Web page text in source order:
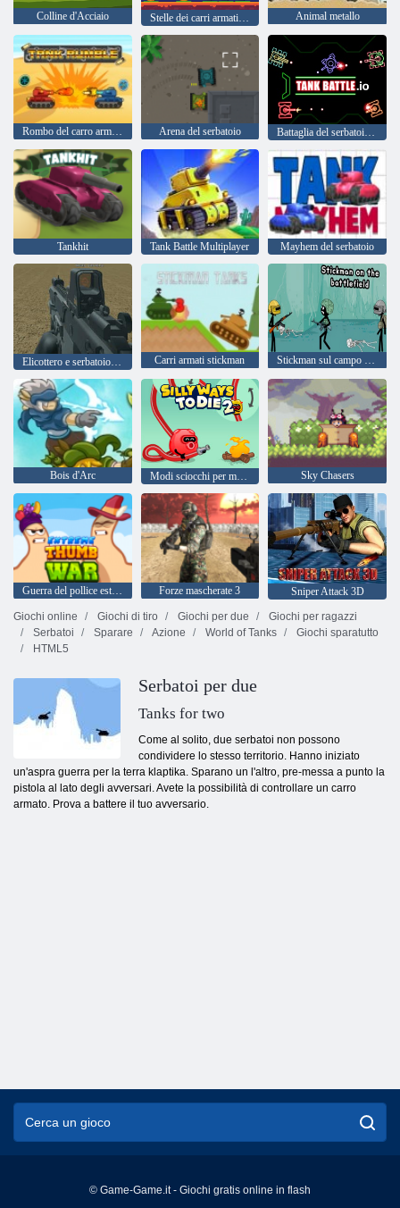
Colline d'Acciaio Stelle dei carri armati - Arena di battaglia Animal metallo
Rombo del carro armato Arena del serbatoio Battaglia del serbatoio. io
Tankhit Tank Battle Multiplayer Mayhem del serbatoio
Carri armati stickman Stickman sul campo di battaglia
Bois d'Arc Modi sciocchi per morire 2 Sky Chasers
Guerra del pollice estremo Forze mascherate 3
Sniper Attack 3D
Giochi online
Giochi di tiro Giochi per due
Giochi per ragazzi
Serbatoi
Sparare Azione World of Tanks
Giochi sparatutto
HTML5
Serbatoi per due
Tanks for two
Come al solito, due serbatoi non possono
condividere lo stesso territorio. Hanno iniziato
un'aspra guerra per la terra klaptika. Sparano un l'altro, pre-messa a punto la
pistola al lato degli avversari. Avete la possibilità di controllare un carro
armato. Prova a battere il tuo avversario.
© Game-Game.it - Giochi gratis online in flash